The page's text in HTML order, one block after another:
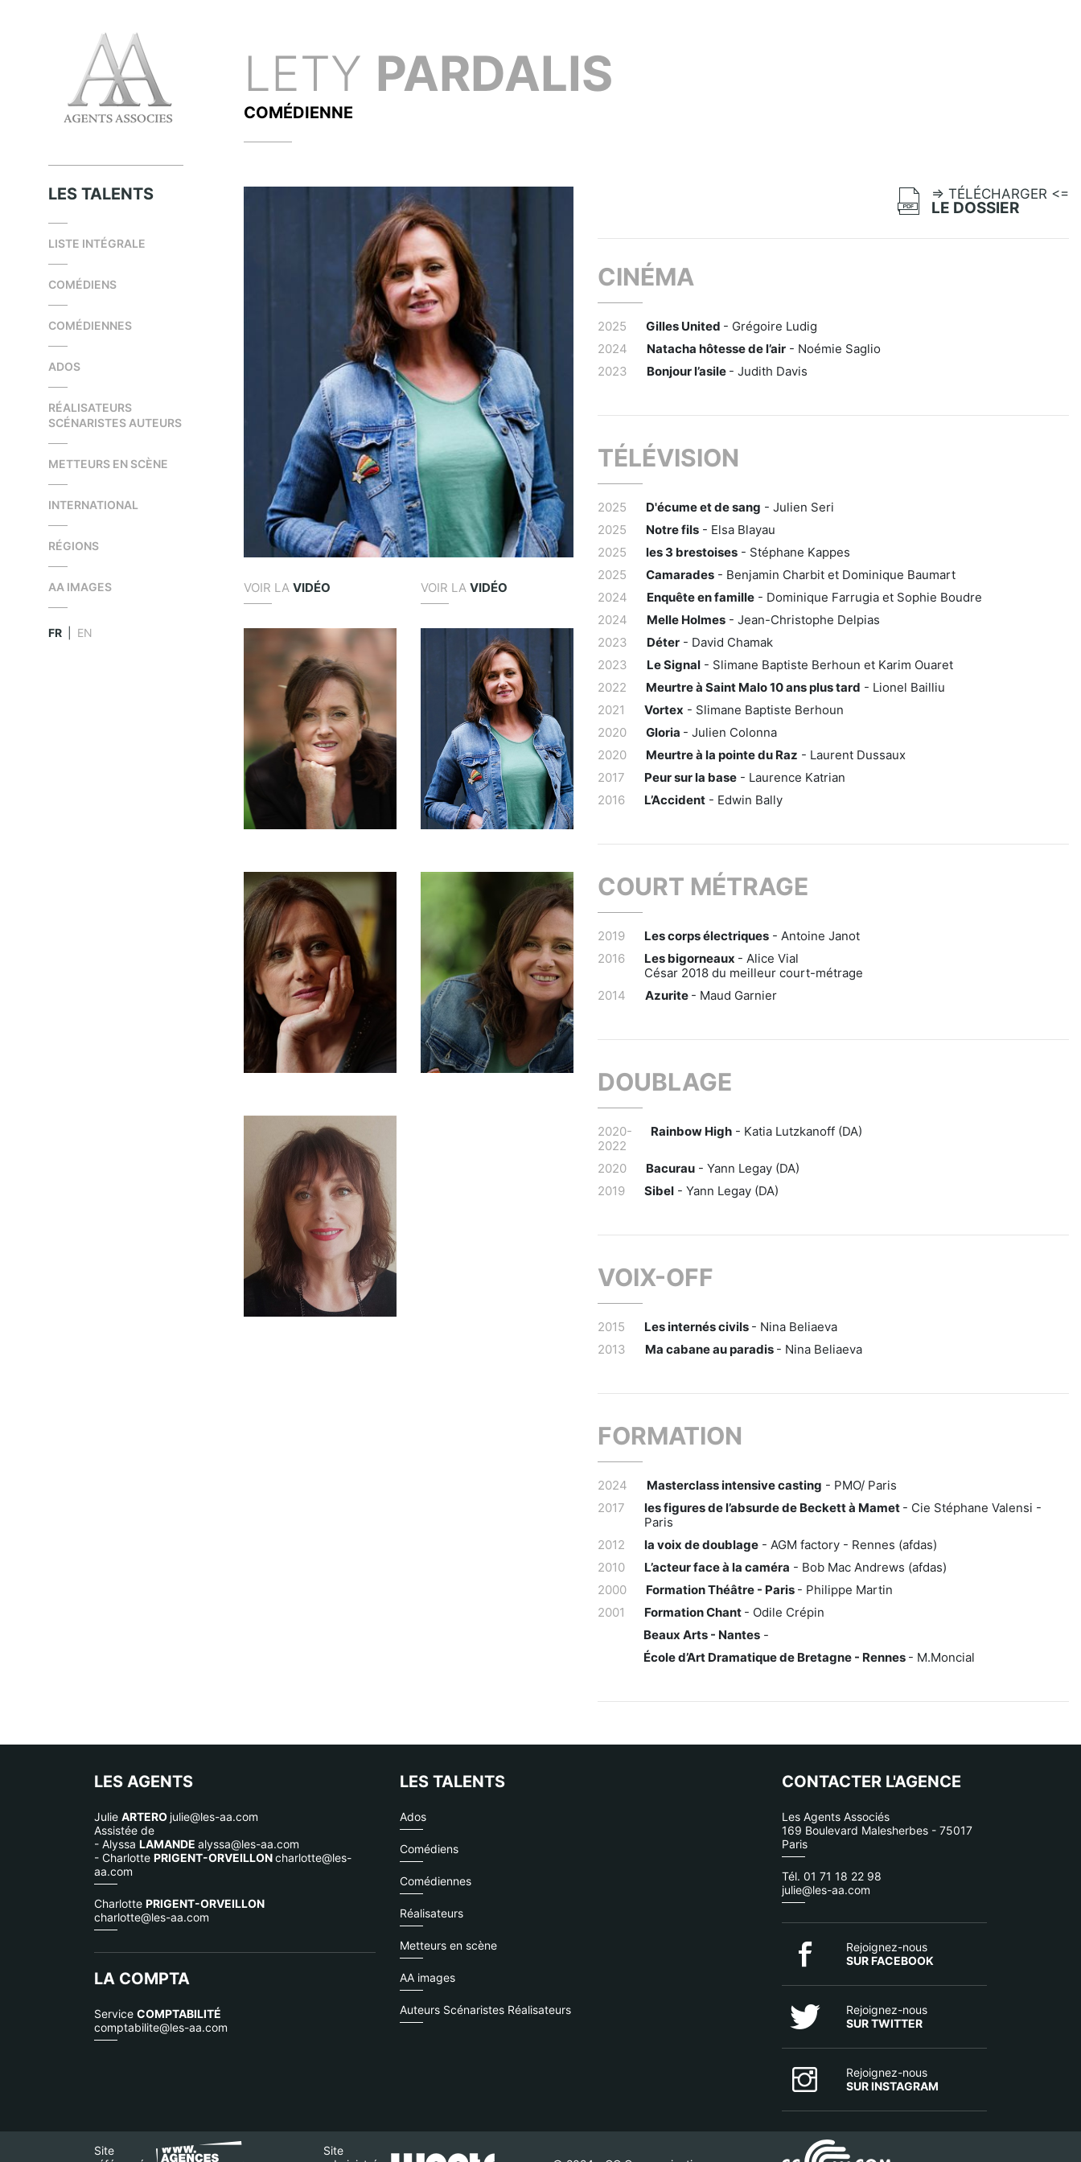
LES TALENTS
LISTE INTÉGRALE
COMÉDIENS
COMÉDIENNES
ADOS
RÉALISATEURS
SCÉNARISTES AUTEURS
METTEURS EN SCÈNE
INTERNATIONAL
RÉGIONS
AA IMAGES
FR EN
LETY PARDALIS
COMÉDIENNE
VOIR LA VIDÉO VOIR LA VIDÉO
=> TÉLÉCHARGER <=
LE DOSSIER
CINÉMA
2025 Gilles United - Grégoire Ludig
2024
Natacha hôtesse de l’air - Noémie Saglio
2023
Bonjour l’asile - Judith Davis
TÉLÉVISION
2025 D'écume et de sang - Julien Seri
2025
Notre fils - Elsa Blayau
2025
les 3 brestoises - Stéphane Kappes
2025
Camarades - Benjamin Charbit et Dominique Baumart
2024
Enquête en famille - Dominique Farrugia et Sophie Boudre
2024
Melle Holmes - Jean-Christophe Delpias
2023
Déter - David Chamak
2023
Le Signal - Slimane Baptiste Berhoun et Karim Ouaret
2022
Meurtre à Saint Malo 10 ans plus tard - Lionel Bailliu
2021
Vortex - Slimane Baptiste Berhoun
2020
Gloria - Julien Colonna
2020
Meurtre à la pointe du Raz - Laurent Dussaux
2017
Peur sur la base - Laurence Katrian
2016
L’Accident - Edwin Bally
COURT MÉTRAGE
2019 Les corps électriques - Antoine Janot
2016
Les bigorneaux - Alice Vial
César 2018 du meilleur court-métrage
2014
Azurite - Maud Garnier
DOUBLAGE
2020-
2022
Rainbow High - Katia Lutzkanoff (DA)
2020 Bacurau - Yann Legay (DA)
2019
Sibel - Yann Legay (DA)
VOIX-OFF
2015 Les internés civils - Nina Beliaeva
2013
Ma cabane au paradis - Nina Beliaeva
FORMATION
2024 Masterclass intensive casting - PMO/ Paris
2017
les figures de l’absurde de Beckett à Mamet - Cie Stéphane Valensi -
Paris
2012
la voix de doublage - AGM factory - Rennes (afdas)
2010
L’acteur face à la caméra - Bob Mac Andrews (afdas)
2000
Formation Théâtre - Paris - Philippe Martin
2001
Formation Chant - Odile Crépin
Beaux Arts - Nantes -
École d’Art Dramatique de Bretagne - Rennes - M.Moncial
LES AGENTS
Julie ARTERO julie@les-aa.com
Assistée de
- Alyssa LAMANDE alyssa@les-aa.com
- Charlotte PRIGENT-ORVEILLONcharlotte@les-
aa.com
Charlotte PRIGENT-ORVEILLON
charlotte@les-aa.com
LA COMPTA
Service COMPTABILITÉ
comptabilite@les-aa.com
LES TALENTS
Ados
Comédiens
Comédiennes
Réalisateurs
Metteurs en scène
AA images
Auteurs Scénaristes Réalisateurs
CONTACTER L'AGENCE
Les Agents Associés
169 Boulevard Malesherbes - 75017
Paris
Tél. 01 71 18 22 98
julie@les-aa.com
Rejoignez-nous
SUR FACEBOOK
Rejoignez-nous
SUR TWITTER
Rejoignez-nous
SUR INSTAGRAM
Site
Site